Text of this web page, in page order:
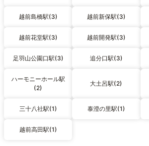
越前島橋駅(3) 越前新保駅(3)
越前花堂駅(3) 越前開発駅(3)
足羽山公園口駅(3) 追分口駅(3)
ハーモニーホール駅
(2)
大土呂駅(2)
三十八社駅(1) 泰澄の里駅(1)
越前高田駅(1)